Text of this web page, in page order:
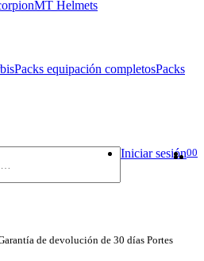
MT Helmets
Packs equipación completosPacks
Iniciar sesión00
de devolución de 30 días Portes